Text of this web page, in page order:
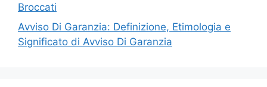
Broccati
Avviso Di Garanzia: Definizione, Etimologia e
Significato di Avviso Di Garanzia